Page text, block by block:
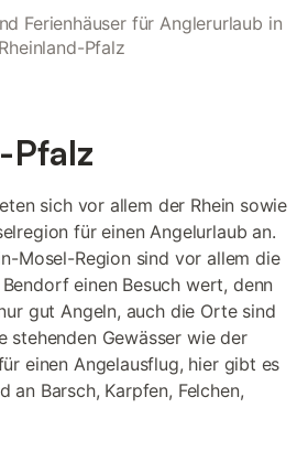
Ferienhäuser für Anglerurlaub in
Rheinland-Pfalz
Pfalz
sich vor allem der Rhein sowie
für einen Angelurlaub an.
Mosel-Region sind vor allem die
einen Besuch wert, denn
gut Angeln, auch die Orte sind
stehenden Gewässer wie der
einen Angelausflug, hier gibt es
an Barsch, Karpfen, Felchen,